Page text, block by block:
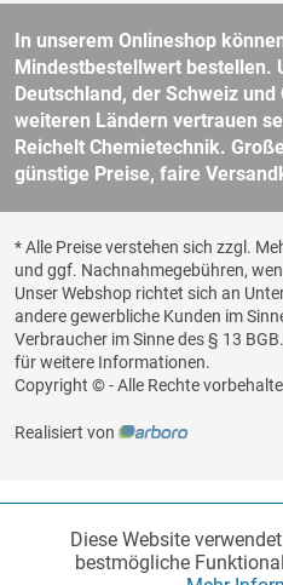
In unserem Onlineshop
Mindestbestellwert bestellen.
Deutschland, der Schweiz
weiteren Ländern vertrauen
Reichelt Chemietechnik.
günstige Preise, faire
* Alle Preise verstehen sich zzgl.
und ggf. Nachnahmegebühren,
Unser Webshop richtet sich an
andere gewerbliche Kunden im
Verbraucher im Sinne des § 13
für weitere Informationen.
Copyright © - Alle Rechte
Realisiert von
Funktionale
Diese Website
bestmögliche